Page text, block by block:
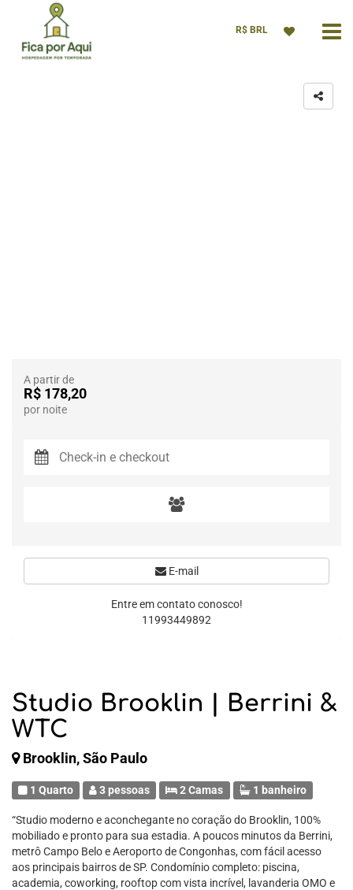
R$ BRL
Studio Brooklin | Berrini &
WTC
Brooklin, São Paulo
1 Quarto 3 pessoas 2 Camas 1 banheiro
“Studio moderno e aconchegante no coração do Brooklin, 100%
mobiliado e pronto para sua estadia. A poucos minutos da Berrini,
metrô Campo Belo e Aeroporto de Congonhas, com fácil acesso
aos principais bairros de SP. Condomínio completo: piscina,
academia, coworking, rooftop com vista incrível, lavanderia OMO e
A partir de
R$ 178,20
por noite
E-mail
Entre em contato conosco!
11993449892